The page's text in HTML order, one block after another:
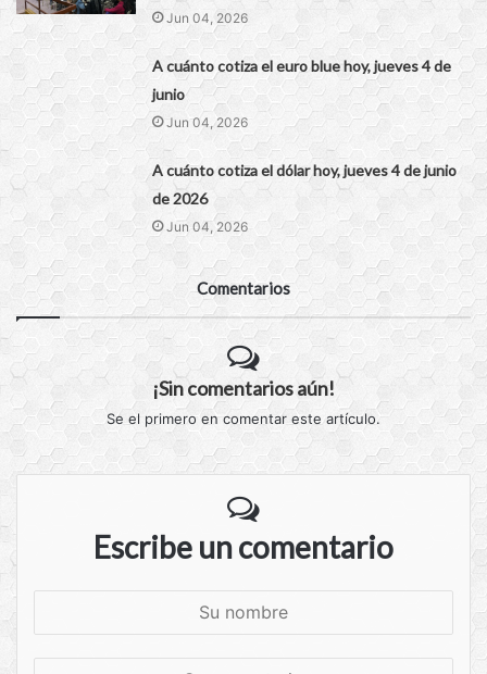
Jun 04, 2026
A cuánto cotiza el euro blue hoy, jueves 4 de
junio
Jun 04, 2026
A cuánto cotiza el dólar hoy, jueves 4 de junio
de 2026
Jun 04, 2026
Comentarios
¡Sin comentarios aún!
Se el primero en comentar este artículo.
Escribe un comentario